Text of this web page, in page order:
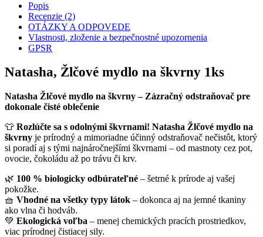
Popis
Recenzie (2)
OTÁZKY A ODPOVEDE
Vlastnosti, zloženie a bezpečnostné upozornenia
GPSR
Natasha, Žlčové mydlo na škvrny 1ks
Natasha Žlčové mydlo na škvrny – Zázračný odstraňovač pre
dokonale čisté oblečenie
👕 Rozlúčte sa s odolnými škvrnami! Natasha Žlčové mydlo na
škvrny je prírodný a mimoriadne účinný odstraňovač nečistôt, ktorý
si poradí aj s tými najnáročnejšími škvrnami – od mastnoty cez pot,
ovocie, čokoládu až po trávu či krv.
🌿 100 % biologicky odbúrateľné – šetrné k prírode aj vašej
pokožke.
🧺 Vhodné na všetky typy látok – dokonca aj na jemné tkaniny
ako vlna či hodváb.
💚 Ekologická voľba – menej chemických pracích prostriedkov,
viac prírodnej čistiacej sily.